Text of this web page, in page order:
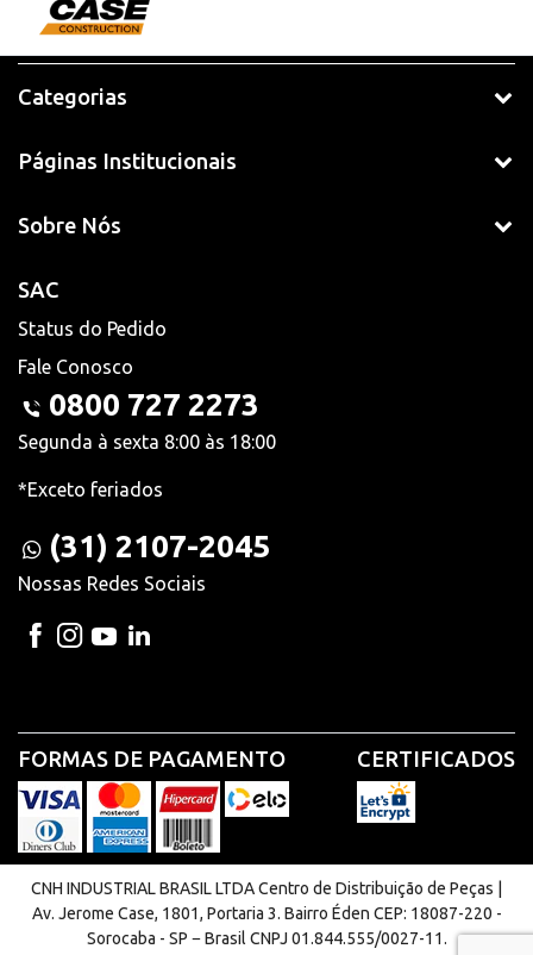
Categorias
Páginas Institucionais
Sobre Nós
SAC
Status do Pedido
Fale Conosco
0800 727 2273
Segunda à sexta 8:00 às 18:00
*Exceto feriados
(31) 2107-2045
Nossas Redes Sociais
FORMAS DE PAGAMENTO CERTIFICADOS
CNH INDUSTRIAL BRASIL LTDA Centro de Distribuição de Peças |
Av. Jerome Case, 1801, Portaria 3. Bairro Éden CEP: 18087-220 -
Sorocaba - SP − Brasil CNPJ 01.844.555/0027-11.